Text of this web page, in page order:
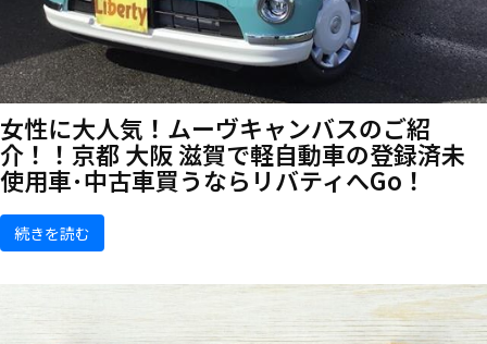
女性に大人気！ムーヴキャンバスのご紹
介！！京都 大阪 滋賀で軽自動車の登録済未
使用車･中古車買うならリバティへGo！
続きを読む